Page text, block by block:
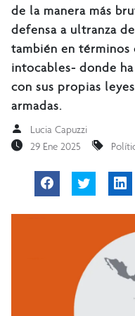
de la manera más
defensa a ultranza
también en
intocables- donde
con sus propias
armadas.
Lucia Capuzzi
29 Ene 2025